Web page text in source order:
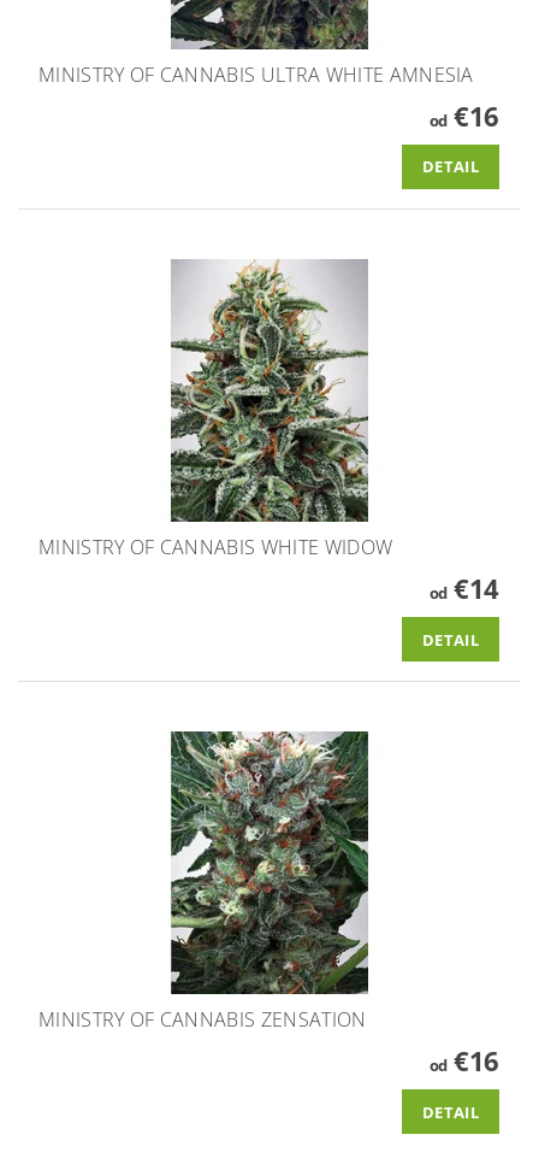
MINISTRY OF CANNABIS ULTRA WHITE AMNESIA
od€16
DETAIL
MINISTRY OF CANNABIS WHITE WIDOW
od€14
DETAIL
MINISTRY OF CANNABIS ZENSATION
od€16
DETAIL